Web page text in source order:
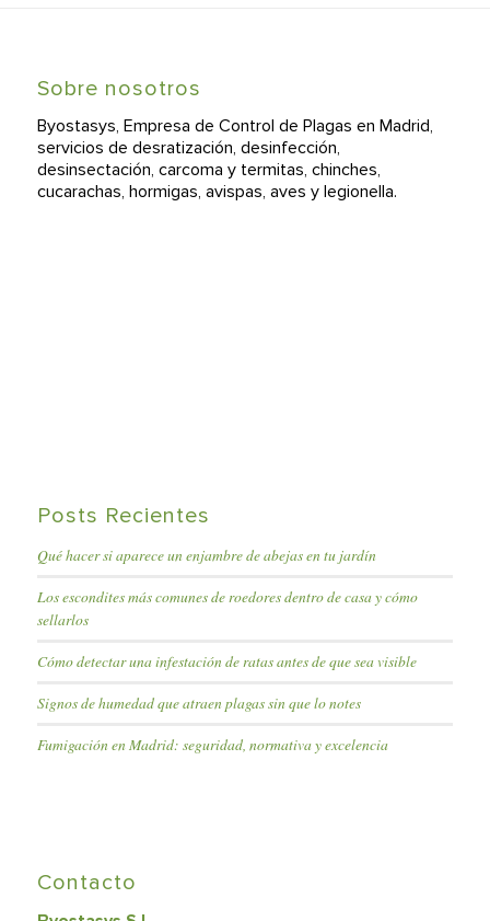
Sobre nosotros
Byostasys, Empresa de Control de Plagas en Madrid,
servicios de desratización, desinfección,
desinsectación, carcoma y termitas, chinches,
cucarachas, hormigas, avispas, aves y legionella.
Posts Recientes
Qué hacer si aparece un enjambre de abejas en tu jardín
Los escondites más comunes de roedores dentro de casa y cómo
sellarlos
Cómo detectar una infestación de ratas antes de que sea visible
Signos de humedad que atraen plagas sin que lo notes
Fumigación en Madrid: seguridad, normativa y excelencia
Contacto